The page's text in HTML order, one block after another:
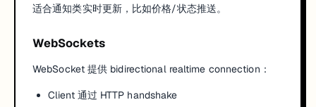
适合通知类实时更新，比如价格/状态推送。
WebSockets
WebSocket 提供 bidirectional realtime connection：
Client 通过 HTTP handshake